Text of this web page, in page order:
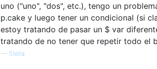
uno ("uno", "dos", etc.), tengo un
p.cake y luego tener un condicional (si
estoy tratando de pasar un $ var
tratando de no tener que repetir todo el
— Stella